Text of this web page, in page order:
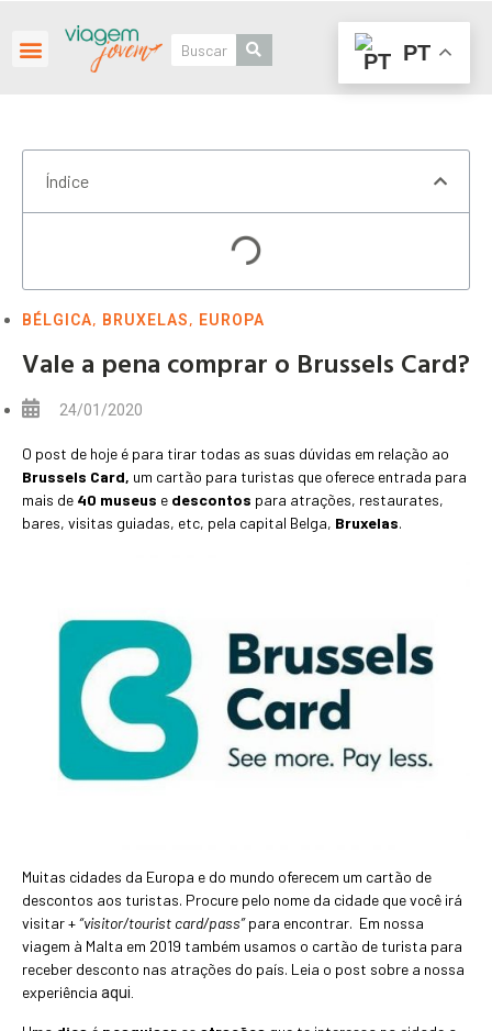
Índice
BÉLGICA, BRUXELAS, EUROPA
Vale a pena comprar o Brussels Card?
24/01/2020
O post de hoje é para tirar todas as suas dúvidas em relação ao
Brussels Card, um cartão para turistas que oferece entrada para
mais de 40 museus e descontos para atrações, restaurates,
bares, visitas guiadas, etc, pela capital Belga, Bruxelas.
Muitas cidades da Europa e do mundo oferecem um cartão de
descontos aos turistas. Procure pelo nome da cidade que você irá
visitar +“visitor/tourist card/pass”para encontrar. Em nossa
viagem à Malta em 2019 também usamos o cartão de turista para
receber desconto nas atrações do país. Leia o post sobre a nossa
experiência aqui.
PT